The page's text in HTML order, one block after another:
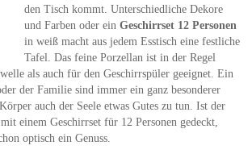
den Tisch kommt. Unterschiedliche Dekore
und Farben oder ein Geschirrset 12 Personen
in weiß macht aus jedem Esstisch eine festliche
Tafel. Das feine Porzellan ist in der Regel
als auch für den Geschirrspüler geeignet. Ein
der Familie sind immer ein ganz besonderer
auch der Seele etwas Gutes zu tun. Ist der
einem Geschirrset für 12 Personen gedeckt,
optisch ein Genuss.